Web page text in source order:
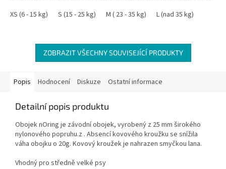
XS (6 - 15 kg)
S (15 - 25 kg) M ( 23 - 35 kg) L (nad 35 kg)
ZOBRAZIT VŠECHNY SOUVISEJÍCÍ PRODUKTY
Popis Hodnocení Diskuze Ostatní informace
Detailní popis produktu
Obojek nOring je závodní obojek, vyrobený z 25 mm širokého
nylonového popruhu.z . Absencí kovového kroužku se snížila
váha obojku o 20g. Kovový kroužek je nahrazen smyčkou lana.
Vhodný pro středně velké psy